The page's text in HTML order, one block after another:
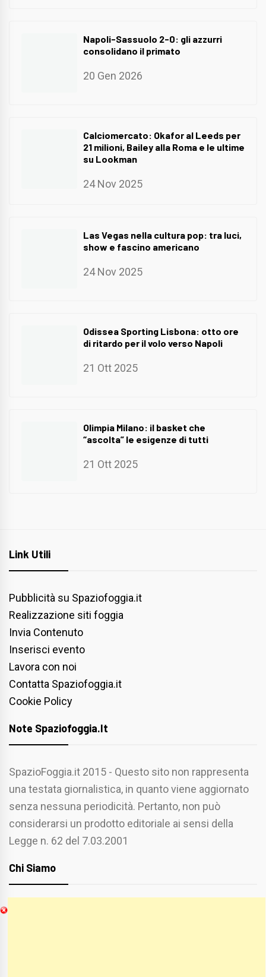
Napoli-Sassuolo 2-0: gli azzurri
consolidano il primato
20 Gen 2026
Calciomercato: Okafor al Leeds per
21 milioni, Bailey alla Roma e le ultime
su Lookman
24 Nov 2025
Las Vegas nella cultura pop: tra luci,
show e fascino americano
24 Nov 2025
Odissea Sporting Lisbona: otto ore
di ritardo per il volo verso Napoli
21 Ott 2025
Olimpia Milano: il basket che
“ascolta” le esigenze di tutti
21 Ott 2025
Link Utili
Pubblicità su Spaziofoggia.it
Realizzazione siti foggia
Invia Contenuto
Inserisci evento
Lavora con noi
Contatta Spaziofoggia.it
Cookie Policy
Note Spaziofoggia.it
SpazioFoggia.it 2015 - Questo sito non rappresenta
una testata giornalistica, in quanto viene aggiornato
senza nessuna periodicità. Pertanto, non può
considerarsi un prodotto editoriale ai sensi della
Legge n. 62 del 7.03.2001
Chi Siamo